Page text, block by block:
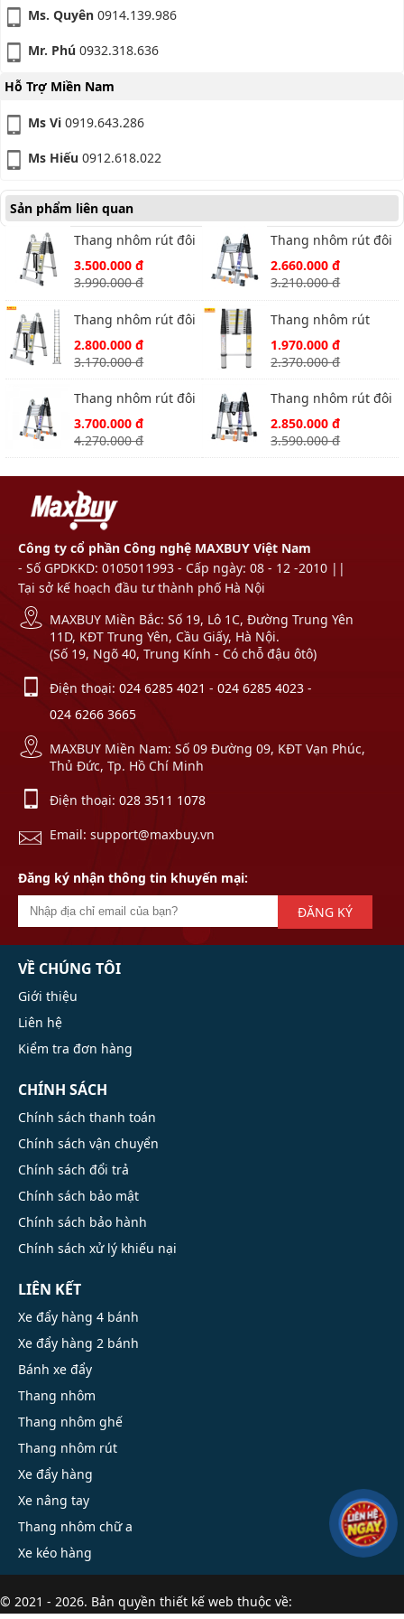
Ms. Quyên 0914.139.986
Mr. Phú 0932.318.636
Hỗ Trợ Miền Nam
Ms Vi 0919.643.286
Ms Hiếu 0912.618.022
Sản phẩm liên quan
Thang nhôm rút đôi
Ameca AMI-560
2.8m chữ A
3.500.000 đ
3.990.000 đ
Thang nhôm rút đôi
Ameca AMI-P380N
cao 1.9m
2.660.000 đ
3.210.000 đ
Thang nhôm rút đôi
Ameca AMI-440 cao
2.2m chữ A
2.800.000 đ
3.170.000 đ
Thang nhôm rút
Ameca AMD-380
1.970.000 đ
2.370.000 đ
Thang nhôm rút đôi
Ameca AMI-P560N
3.700.000 đ
4.270.000 đ
Thang nhôm rút đôi
Ameca AMI-P440N
cao 2.2m
2.850.000 đ
3.590.000 đ
Công ty cổ phần Công nghệ MAXBUY Việt Nam
- Số GPDKKD: 0105011993 - Cấp ngày: 08 - 12 -2010 ||
Tại sở kế hoạch đầu tư thành phố Hà Nội
MAXBUY Miền Bắc: Số 19, Lô 1C, Đường Trung Yên
11D, KĐT Trung Yên, Cầu Giấy, Hà Nội.
(Số 19, Ngõ 40, Trung Kính - Có chỗ đậu ôtô)
Điện thoại: 024 6285 4021 - 024 6285 4023 -
024 6266 3665
MAXBUY Miền Nam: Số 09 Đường 09, KĐT Vạn Phúc,
Thủ Đức, Tp. Hồ Chí Minh
Điện thoại: 028 3511 1078
Email: support@maxbuy.vn
Đăng ký nhận thông tin khuyến mại:
ĐĂNG KÝ
VỀ CHÚNG TÔI
Giới thiệu
Liên hệ
Kiểm tra đơn hàng
CHÍNH SÁCH
Chính sách thanh toán
Chính sách vận chuyển
Chính sách đổi trả
Chính sách bảo mật
Chính sách bảo hành
Chính sách xử lý khiếu nại
LIÊN KẾT
Xe đẩy hàng 4 bánh
Xe đẩy hàng 2 bánh
Bánh xe đẩy
Thang nhôm
Thang nhôm ghế
Thang nhôm rút
Xe đẩy hàng
Xe nâng tay
Thang nhôm chữ a
Xe kéo hàng
© 2021 - 2026. Bản quyền thiết kế web thuộc về: